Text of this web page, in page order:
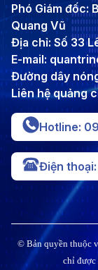
Phó Giám đốc:
Quang Vũ
Địa chỉ: Số 33
E-mail:
Đường dây
Liên hệ quảng
Hotline:
Điện
© Bản quyền thuộc
chỉ được